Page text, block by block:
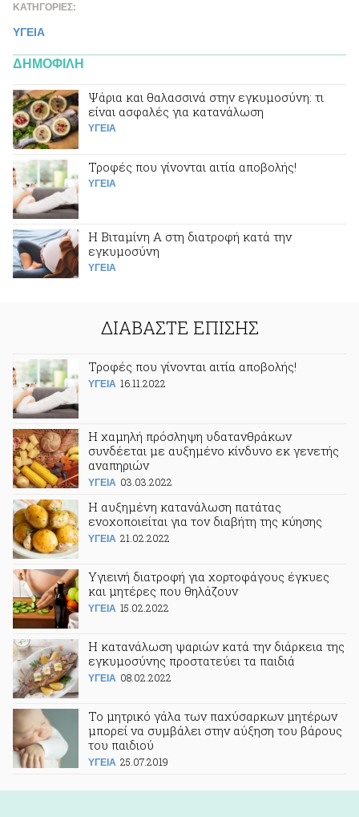
ΚΑΤΗΓΟΡΙΕΣ:
ΥΓΕΙΑ
ΔΗΜΟΦΙΛΗ
Ψάρια και θαλασσινά στην εγκυμοσύνη: τι
είναι ασφαλές για κατανάλωση
ΥΓΕΙΑ
Τροφές που γίνονται αιτία αποβολής!
ΥΓΕΙΑ
H Βιταμίνη Α στη διατροφή κατά την
εγκυμοσύνη
ΥΓΕΙΑ
ΔΙΑΒΑΣΤΕ ΕΠΙΣΗΣ
Τροφές που γίνονται αιτία αποβολής!
ΥΓΕΙΑ 16.11.2022
Η χαμηλή πρόσληψη υδατανθράκων
συνδέεται με αυξημένο κίνδυνο εκ γενετής
αναπηριών
ΥΓΕΙΑ 03.03.2022
H αυξημένη κατανάλωση πατάτας
ενοχοποιείται για τον διαβήτη της κύησης
ΥΓΕΙΑ 21.02.2022
Υγιεινή διατροφή για χορτοφάγους έγκυες
και μητέρες που θηλάζουν
ΥΓΕΙΑ 15.02.2022
Η κατανάλωση ψαριών κατά την διάρκεια της
εγκυμοσύνης προστατεύει τα παιδιά
ΥΓΕΙΑ 08.02.2022
Το μητρικό γάλα των παχύσαρκων μητέρων
μπορεί να συμβάλει στην αύξηση του βάρους
του παιδιού
ΥΓΕΙΑ 25.07.2019